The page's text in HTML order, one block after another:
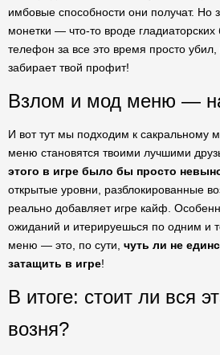
имбовые способности они получат. Но
монетки — что-то вроде гладиаторских
телефон за все это время просто
забирает твой профит!
Взлом и мод меню —
И вот тут мы подходим к сакральному
меню становятся твоими лучшими
этого в игре было бы просто
открытые уровни, разблокированные
реально добавляет игре кайф.
ожиданий и итерируешься по одним и
меню — это, по сути, чуть ли не
затащить в игре!
В итоге: стоит ли вся
возня?